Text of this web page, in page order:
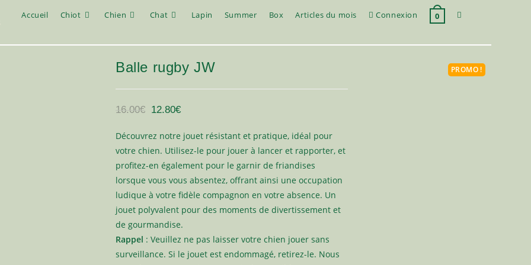
Accueil Chiot Chien Chat Lapin Summer Box Articles du mois Connexion 0 Toggle
website
search
PROMO !
Balle rugby JW
16.00€
prix
initial
16.00€.
12.80€prix
actuel
12.80€.
Découvrez notre jouet résistant et pratique, idéal pour
votre chien. Utilisez-le pour jouer à lancer et rapporter, et
profitez-en également pour le garnir de friandises
lorsque vous vous absentez, offrant ainsi une occupation
ludique à votre fidèle compagnon en votre absence. Un
jouet polyvalent pour des moments de divertissement et
de gourmandise.
Rappel : Veuillez ne pas laisser votre chien jouer sans
surveillance. Si le jouet est endommagé, retirez-le. Nous